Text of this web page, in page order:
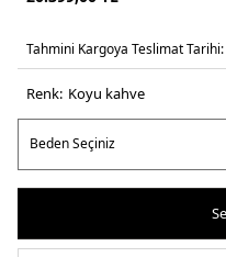
Tahmini Kargoya Teslimat Tarihi:
Renk: koyu kahve